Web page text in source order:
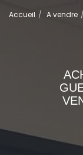
Accueil A vendre